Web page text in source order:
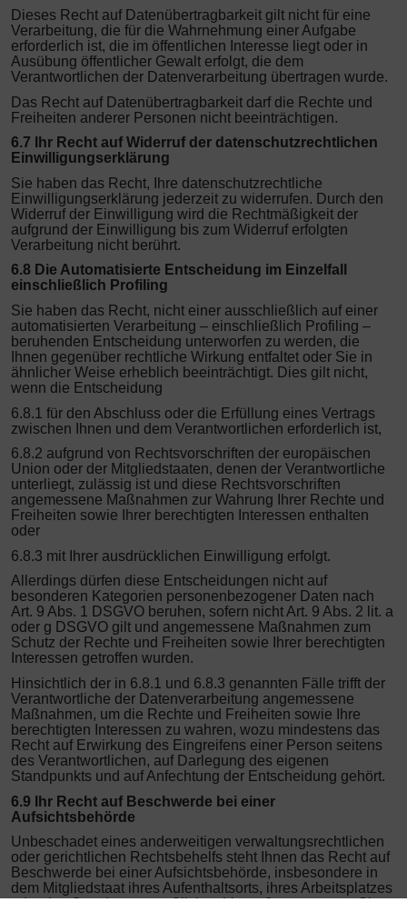
Dieses Recht auf Datenübertragbarkeit gilt nicht für eine
Verarbeitung, die für die Wahrnehmung einer Aufgabe
erforderlich ist, die im öffentlichen Interesse liegt oder in
Ausübung öffentlicher Gewalt erfolgt, die dem
Verantwortlichen der Datenverarbeitung übertragen wurde.
Das Recht auf Datenübertragbarkeit darf die Rechte und
Freiheiten anderer Personen nicht beeinträchtigen.
6.7 Ihr Recht auf Widerruf der datenschutzrechtlichen
Einwilligungserklärung
Sie haben das Recht, Ihre datenschutzrechtliche
Einwilligungserklärung jederzeit zu widerrufen. Durch den
Widerruf der Einwilligung wird die Rechtmäßigkeit der
aufgrund der Einwilligung bis zum Widerruf erfolgten
Verarbeitung nicht berührt.
6.8 Die Automatisierte Entscheidung im Einzelfall
einschließlich Profiling
Sie haben das Recht, nicht einer ausschließlich auf einer
automatisierten Verarbeitung – einschließlich Profiling –
beruhenden Entscheidung unterworfen zu werden, die
Ihnen gegenüber rechtliche Wirkung entfaltet oder Sie in
ähnlicher Weise erheblich beeinträchtigt. Dies gilt nicht,
wenn die Entscheidung
6.8.1 für den Abschluss oder die Erfüllung eines Vertrags
zwischen Ihnen und dem Verantwortlichen erforderlich ist,
6.8.2 aufgrund von Rechtsvorschriften der europäischen
Union oder der Mitgliedstaaten, denen der Verantwortliche
unterliegt, zulässig ist und diese Rechtsvorschriften
angemessene Maßnahmen zur Wahrung Ihrer Rechte und
Freiheiten sowie Ihrer berechtigten Interessen enthalten
oder
6.8.3 mit Ihrer ausdrücklichen Einwilligung erfolgt.
Allerdings dürfen diese Entscheidungen nicht auf
besonderen Kategorien personenbezogener Daten nach
Art. 9 Abs. 1 DSGVO beruhen, sofern nicht Art. 9 Abs. 2 lit. a
oder g DSGVO gilt und angemessene Maßnahmen zum
Schutz der Rechte und Freiheiten sowie Ihrer berechtigten
Interessen getroffen wurden.
Hinsichtlich der in 6.8.1 und 6.8.3 genannten Fälle trifft der
Verantwortliche der Datenverarbeitung angemessene
Maßnahmen, um die Rechte und Freiheiten sowie Ihre
berechtigten Interessen zu wahren, wozu mindestens das
Recht auf Erwirkung des Eingreifens einer Person seitens
des Verantwortlichen, auf Darlegung des eigenen
Standpunkts und auf Anfechtung der Entscheidung gehört.
6.9 Ihr Recht auf Beschwerde bei einer
Aufsichtsbehörde
Unbeschadet eines anderweitigen verwaltungsrechtlichen
oder gerichtlichen Rechtsbehelfs steht Ihnen das Recht auf
Beschwerde bei einer Aufsichtsbehörde, insbesondere in
dem Mitgliedstaat ihres Aufenthaltsorts, ihres Arbeitsplatzes